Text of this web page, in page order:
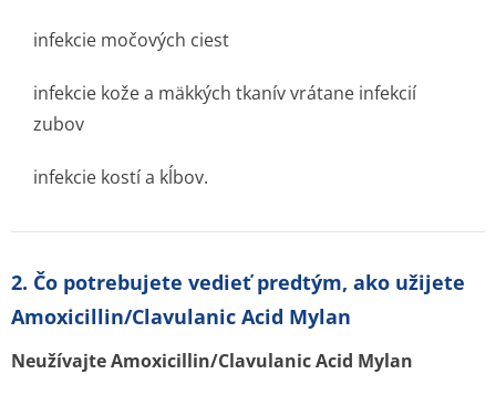
infekcie močových ciest
infekcie kože a mäkkých tkanív vrátane infekcií
zubov
infekcie kostí a kĺbov.
2. Čo potrebujete vedieť predtým, ako užijete
Amoxicillin/Clavulanic Acid Mylan
Neužívajte Amoxicillin/Cla­vulanic Acid Mylan